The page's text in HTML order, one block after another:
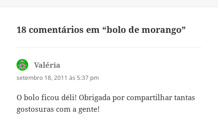
18 comentários em “bolo de morango”
Valéria
setembro 18, 2011 às 5:37 pm
O bolo ficou déli! Obrigada por compartilhar tantas
gostosuras com a gente!